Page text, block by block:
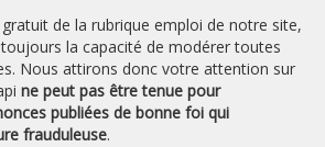
de la rubrique emploi de notre site,
la capacité de modérer toutes
Nous attirons donc votre attention sur
ne peut pas être tenue pour
publiées de bonne foi qui
frauduleuse.